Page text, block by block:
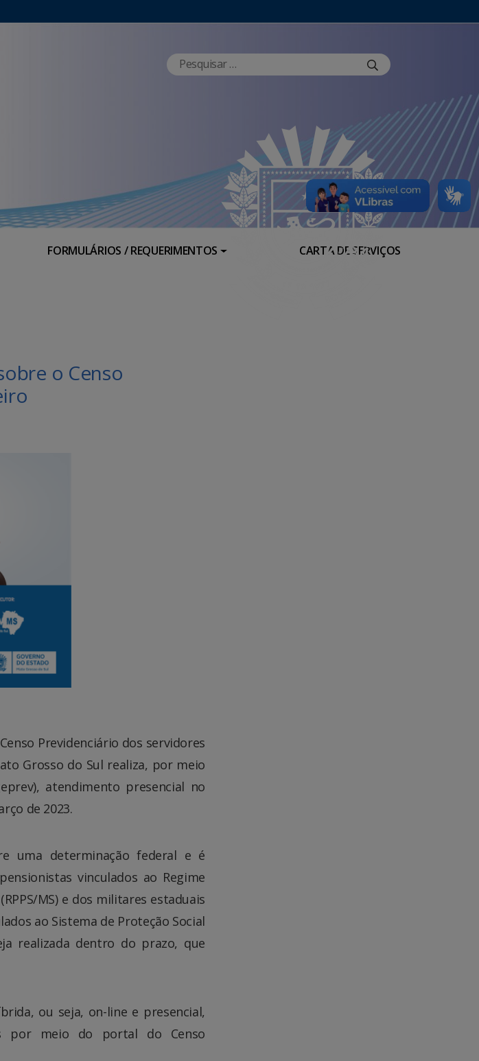
FORMULÁRIOS / REQUERIMENTOS CARTA DE SERVIÇOS
o Censo
Previdenciário dos servidores
Grosso do Sul realiza, por meio
atendimento presencial no
de 2023.
uma determinação federal e é
vinculados ao Regime
MS) e dos militares estaduais
ao Sistema de Proteção Social
realizada dentro do prazo, que
ou seja, on-line e presencial,
por meio do portal do Censo